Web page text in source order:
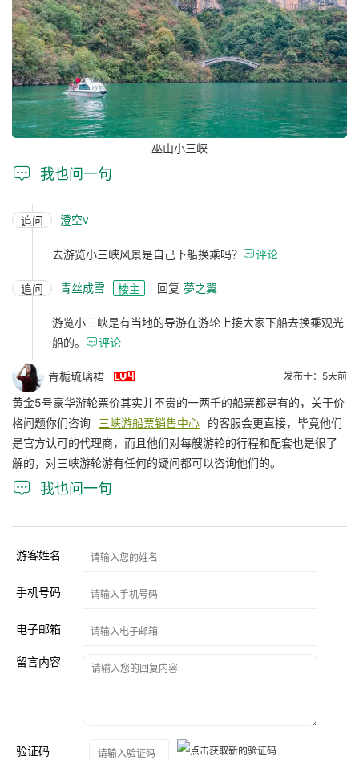
巫山小三峡
 我也问一句
追问 澄空v
去游览小三峡风景是自己下船换乘吗？ 评论
追问 青丝成雪 楼主 回复 夢之翼
游览小三峡是有当地的导游在游轮上接大家下船去换乘观光
船的。 评论
青栀琉璃裙  发布于：5天前
黄金5号豪华游轮票价其实并不贵的一两千的船票都是有的，关于价
格问题你们咨询
三峡游船票销售中心
的客服会更直接，毕竟他们
是官方认可的代理商，而且他们对每艘游轮的行程和配套也是很了
解的，对三峡游轮游有任何的疑问都可以咨询他们的。
 我也问一句
游客姓名
手机号码
电子邮箱
留言内容
验证码